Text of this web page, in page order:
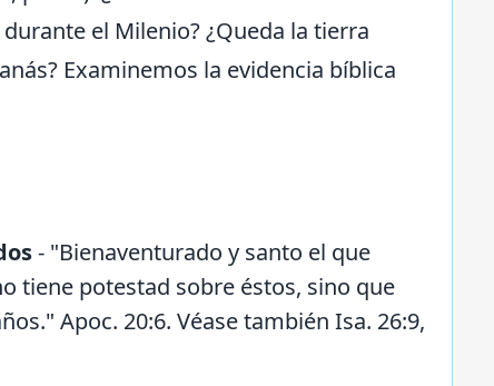
el Milenio? ¿Queda la tierra
Examinemos la evidencia bíblica
- "Bienaventurado y santo el que
tiene potestad sobre éstos, sino que
Apoc. 20:6. Véase también Isa. 26:9,